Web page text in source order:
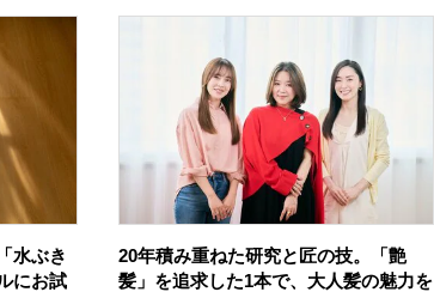
水ぶき
にお試
20年積み重ねた研究と匠の技。「艶
髪」を追求した1本で、大人髪の魅力を